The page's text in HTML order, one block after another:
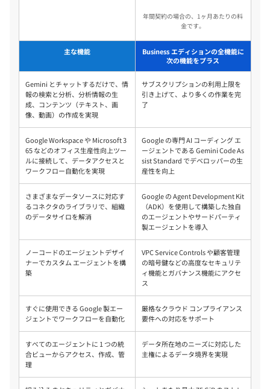
年間契約の場合の、1ヶ月あたりの料
金です。
主な機能
Business エディションの全機能に
次の機能をプラス
Gemini とチャットするだけで、情
報の検索と分析、分析情報の生
成、コンテンツ（テキスト、画
像、動画）の作成を実現
サブスクリプションの利用上限を
引き上げて、より多くの作業を完
了
Google Workspace や Microsoft 3
65 などのオフィス生産性向上ツー
ルに接続して、データアクセスと
ワークフロー自動化を実現
Google の専門 AI コーディング エ
ージェントである Gemini Code As
sist Standard でデベロッパーの生
産性を向上
さまざまなデータソースに対応す
るコネクタのライブラリで、組織
のデータサイロを解消
Google の Agent Development Kit
（ADK）を使用して構築した独自
のエージェントやサードパーティ
製エージェントを導入
ノーコードのエージェントデザイ
ナーでカスタム エージェントを構
築
VPC Service Controls や顧客管理
の暗号鍵などの高度なセキュリテ
ィ機能とガバナンス機能にアクセ
ス
すぐに使用できる Google 製エー
ジェントでワークフローを自動化
厳格なクラウド コンプライアンス
要件への対応をサポート
すべてのエージェントに 1 つの統
合ビューからアクセス、作成、管
理
データ所在地のニーズに対応した
主権によるデータ境界を実現